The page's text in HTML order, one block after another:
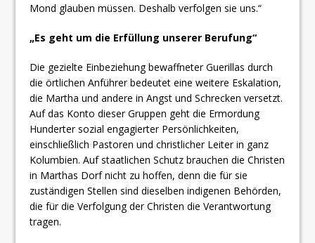
Mond glauben müssen. Deshalb verfolgen sie uns.“
„Es geht um die Erfüllung unserer Berufung“
Die gezielte Einbeziehung bewaffneter Guerillas durch
die örtlichen Anführer bedeutet eine weitere Eskalation,
die Martha und andere in Angst und Schrecken versetzt.
Auf das Konto dieser Gruppen geht die Ermordung
Hunderter sozial engagierter Persönlichkeiten,
einschließlich Pastoren und christlicher Leiter in ganz
Kolumbien. Auf staatlichen Schutz brauchen die Christen
in Marthas Dorf nicht zu hoffen, denn die für sie
zuständigen Stellen sind dieselben indigenen Behörden,
die für die Verfolgung der Christen die Verantwortung
tragen.